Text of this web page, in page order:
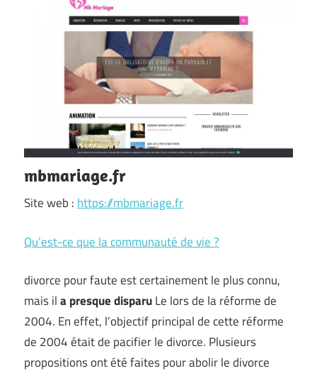
mbmariage.fr
Site web : https://mbmariage.fr
Qu’est-ce que la communauté de vie ?
divorce pour faute est certainement le plus connu,
mais ila presque disparuLe lors de la réforme de
2004. En effet, l’objectif principal de cette réforme
de 2004 était de pacifier le divorce. Plusieurs
propositions ont été faites pour abolir le divorce